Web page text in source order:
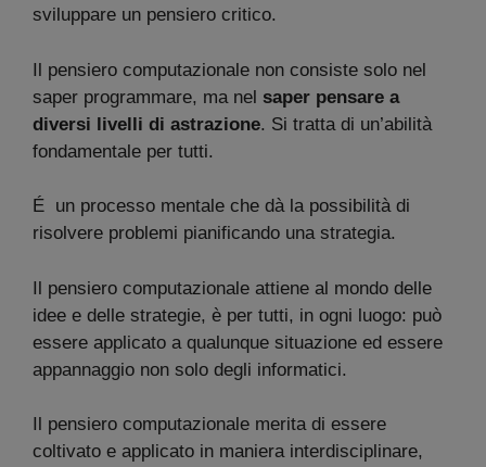
sviluppare un pensiero critico.
Il pensiero computazionale non consiste solo nel
saper programmare, ma nel saper pensare a
diversi livelli di astrazione. Si tratta di un’abilità
fondamentale per tutti.
É un processo mentale che dà la possibilità di
risolvere problemi pianificando una strategia.
Il pensiero computazionale attiene al mondo delle
idee e delle strategie, è per tutti, in ogni luogo: può
essere applicato a qualunque situazione ed essere
appannaggio non solo degli informatici.
Il pensiero computazionale merita di essere
coltivato e applicato in maniera interdisciplinare,